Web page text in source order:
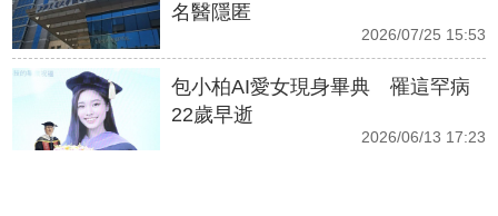
名醫隱匿
2026/07/25 15:53
包小柏AI愛女現身畢典 罹這罕病
22歲早逝
2026/06/13 17:23